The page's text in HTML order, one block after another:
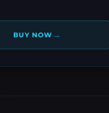
BUY NOW →